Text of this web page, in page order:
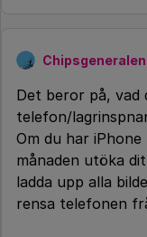
Chipsgeneralen
Det beror på, vad
telefon/
Om du har
månaden utöka
ladda upp alla
rensa telefonen